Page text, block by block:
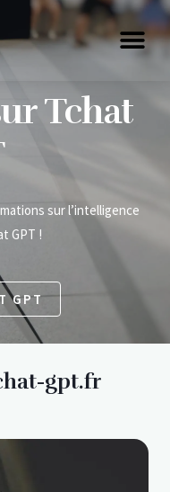
Tchat
sur l’intelligence
GPT !
GPT
gpt.fr​